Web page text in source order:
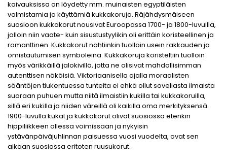
kaivauksissa on löydetty mm. muinaisten egyptiläisten
valmistamia ja käyttämiä kukkakoruja. Räjähdysmäiseen
suosioon kukkakorut nousivat Euroopassa 1700- ja 1800-luvuilla,
jolloin niin vaate- kuin sisustustyylikin oli erittäin koristeellinen ja
romanttinen. Kukkakorut nähtiinkin tuolloin usein rakkauden ja
omistautumisen symboleina. Kukkakoruja koristeltiin tuolloin
myös värikkäillä jalokivillä, jotta ne olisivat mahdollisimman
autenttisen näköisiä. Viktoriaanisella ajalla moraalisten
sääntöjen tiukentuessa tunteita ei ehkä ollut soveliasta ilmaista
suoraan puhuen mutta niitä ilmaistiin kukilla tai kukkakoruilla,
sillä eri kukilla ja niiden väreillä oli kaikilla oma merkityksensä.
1900-luvulla kukat ja kukkakorut olivat suosiossa etenkin
hippiliikkeen ollessa voimissaan ja nykyisin
ystävänpäiväjuhlinnan paisuessa vuosi vuodelta, ovat sen
aikaan suosiossa eritoten ruusukorut.